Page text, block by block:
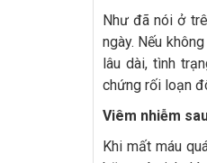
Như đã nói ở
ngày. Nếu
lâu dài, tình
chứng rối loạn
Viêm nhiễm
Khi mất máu